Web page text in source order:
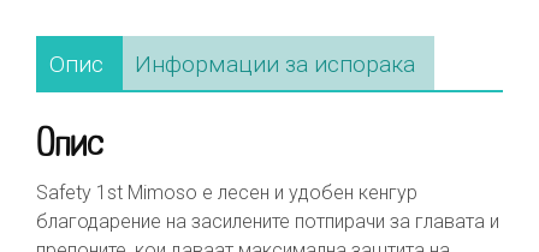
Опис Информации за испорака
Опис
Safety 1st Mimoso е лесен и удобен кенгур
благодарение на засилените потпирачи за главата и